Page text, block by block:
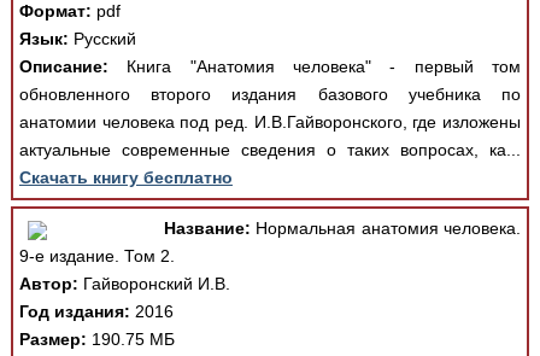
Формат: pdf
Язык: Русский
Описание: Книга "Анатомия человека" - первый том
обновленного второго издания базового учебника по
анатомии человека под ред. И.В.Гайворонского, где изложены
актуальные современные сведения о таких вопросах, ка...
Скачать книгу бесплатно
Название: Нормальная анатомия человека.
9-е издание. Том 2.
Автор: Гайворонский И.В.
Год издания: 2016
Размер: 190.75 МБ